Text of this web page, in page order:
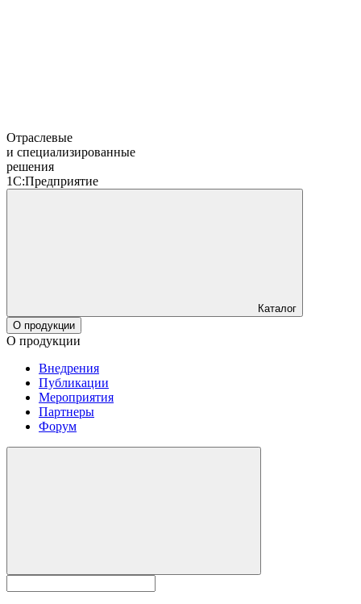
Отраслевые
и специализированные
решения
1С:Предприятие
Каталог
О продукции
О продукции
Внедрения
Публикации
Мероприятия
Партнеры
Форум